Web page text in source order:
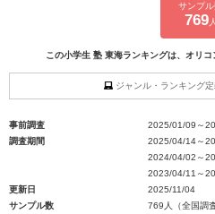
サンプ
769人
この小学生 塾 東海ランキングは、オリコ
ジャンル・ランキング
事前調査
2025/01/09～
調査期間
2025/04/14～
2024/04/02～
2023/04/11～
更新日
2025/11/04
サンプル数
769人（全国調